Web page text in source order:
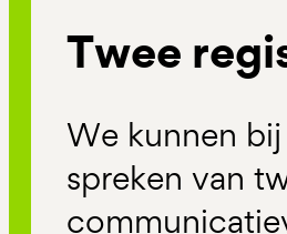
Twee
We kunnen
spreken van